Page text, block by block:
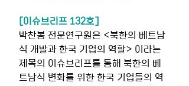
[이슈브리프 132호]
박찬봉 전문연구원은 <북한의 베트남
식 개발과 한국 기업의 역할> 이라는
제목의 이슈브리프를 통해 북한의 베
트남식 변화를 위한 한국 기업들의 역